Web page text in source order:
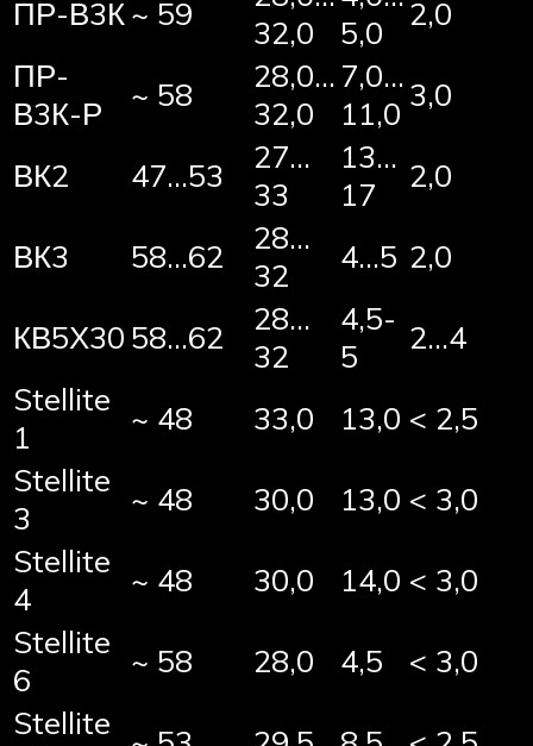
ПР-В3К~ 59
32,0
5,0
2,0
ПР-
В3К-Р
~ 58
28,0…
32,0
7,0…
11,0 3,0
ВК2
47…53
27…
33
13…
17
2,0
ВК3
58…62
28…
32
4…5 2,0
КВ5Х30 58…62
28…
32
4,5-
5
2…4
Stellite
1
~ 48 33,0 13,0 < 2,5
Stellite
3
~ 48 30,0 13,0 < 3,0
Stellite
4
~ 48 30,0 14,0 < 3,0
Stellite
6
~ 58 28,0 4,5 < 3,0
Stellite